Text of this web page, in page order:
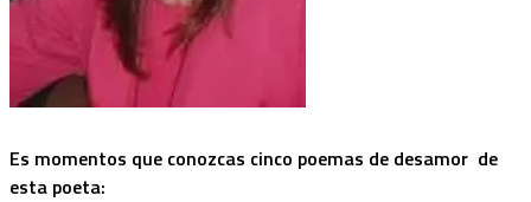
Es momentos que conozcas cinco poemas de desamor de
esta poeta: